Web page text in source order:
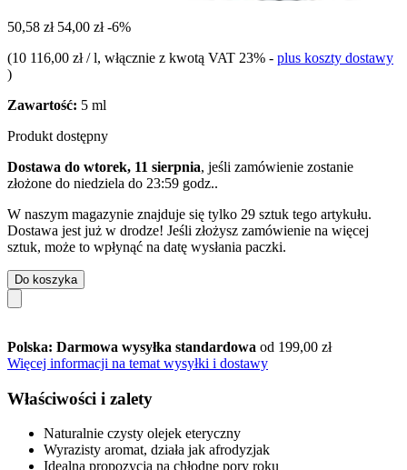
50,58 zł 54,00 zł -6%
(10 116,00 zł / l, włącznie z kwotą VAT 23% - plus koszty dostawy
)
Zawartość: 5 ml
Produkt dostępny
Dostawa do wtorek, 11 sierpnia, jeśli zamówienie zostanie
złożone do niedziela do 23:59 godz..
W naszym magazynie znajduje się tylko 29 sztuk tego artykułu.
Dostawa jest już w drodze! Jeśli złożysz zamówienie na więcej
sztuk, może to wpłynąć na datę wysłania paczki.
Do koszyka
Polska: Darmowa wysyłka standardowa od 199,00 zł
Więcej informacji na temat wysyłki i dostawy
Właściwości i zalety
Naturalnie czysty olejek eteryczny
Wyrazisty aromat, działa jak afrodyzjak
Idealna propozycja na chłodne pory roku